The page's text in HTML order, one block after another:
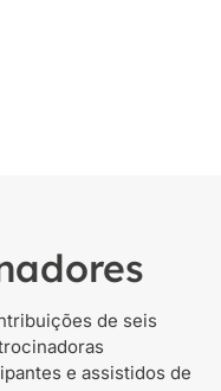
de seis
e assistidos de